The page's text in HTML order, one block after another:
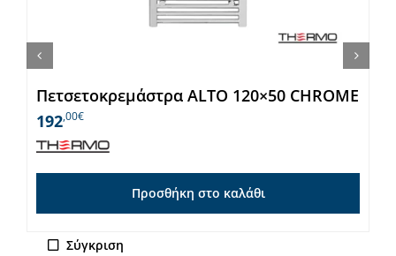
Πετσετοκρεμάστρα ALTO 120×50 CHROME
192,00€
Προσθήκη στο καλάθι
Σύγκριση